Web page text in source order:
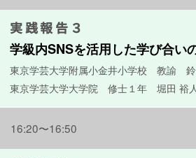
実践報告３
学級内SNSを活用した学び合い
東京学芸大学附属小金井小学校 教諭
東京学芸大学大学院 修士１年 堀田 裕人
16:20〜16:50